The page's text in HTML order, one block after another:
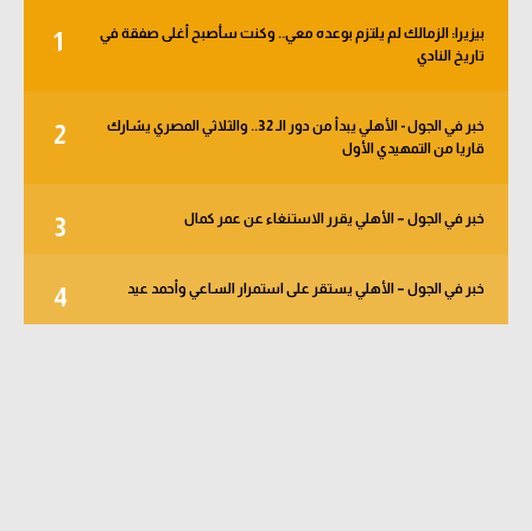
1
بيزيرا: الزمالك لم يلتزم بوعده معي.. وكنت سأصبح أغلى صفقة في
تاريخ النادي
2
خبر في الجول - الأهلي يبدأ من دور الـ 32.. والثلاثي المصري يشارك
قاريا من التمهيدي الأول
3 خبر في الجول – الأهلي يقرر الاستنغاء عن عمر كمال
4 خبر في الجول – الأهلي يستقر على استمرار الساعي وأحمد عيد